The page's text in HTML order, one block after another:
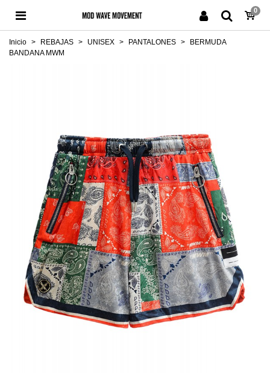
0
Inicio > REBAJAS > UNISEX > PANTALONES >
BERMUDA
BANDANA MWM